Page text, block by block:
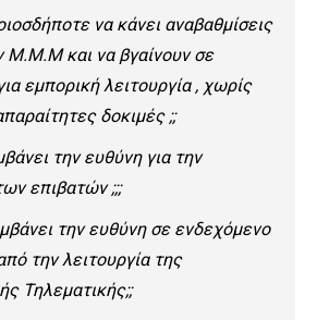
να κάνει αναβαθμίσεις
Μ.Μ.Μ και να βγαίνουν σε
εμπορική λειτουργία , χωρίς
δοκιμές ;;
την ευθύνη για την
επιβατών ;;;
την ευθύνη σε ενδεχόμενο
την λειτουργία της
Τηλεματικής;;